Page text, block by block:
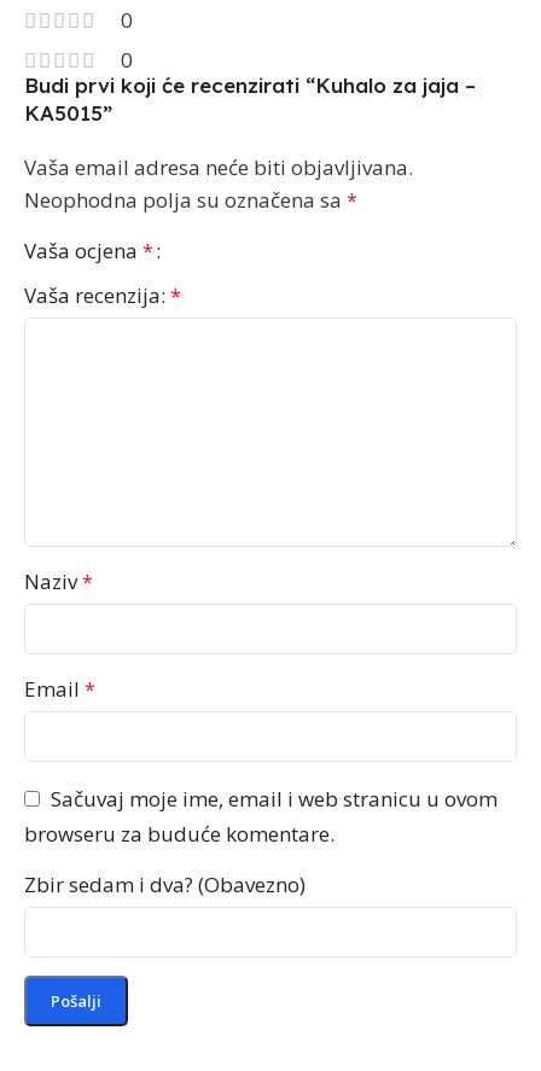
0
0
Budi prvi koji će recenzirati “Kuhalo za jaja –
KA5015”
Vaša email adresa neće biti objavljivana.
Neophodna polja su označena sa *
Vaša ocjena *
Vaša recenzija: *
Naziv*
Email *
Sačuvaj moje ime, email i web stranicu u ovom
browseru za buduće komentare.
Zbir sedam i dva? (Obavezno)